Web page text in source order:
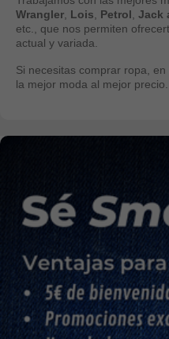
Wrangler Lois Petrol Jack
etc., que nos permiten
actual y variada.
Si necesitas comprar ropa,
la mejor moda al mejor precio.